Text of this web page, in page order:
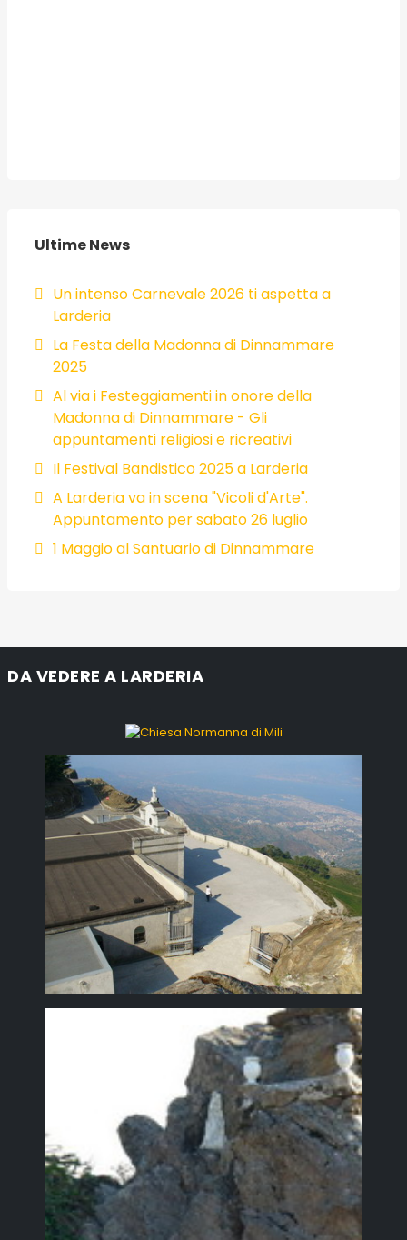
Ultime News
Un intenso Carnevale 2026 ti aspetta a
Larderia
La Festa della Madonna di Dinnammare
2025
Al via i Festeggiamenti in onore della
Madonna di Dinnammare - Gli
appuntamenti religiosi e ricreativi
Il Festival Bandistico 2025 a Larderia
A Larderia va in scena "Vicoli d'Arte".
Appuntamento per sabato 26 luglio
1 Maggio al Santuario di Dinnammare
DA VEDERE A LARDERIA